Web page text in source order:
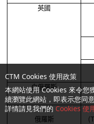
英國
白俄羅斯
俄羅斯
CTM Cookies 使用政策
本網站使用 Cookies 來令您
續瀏覽此網站，即表示您同
詳情請見我們的 Cookies 使